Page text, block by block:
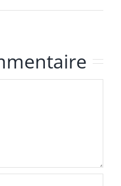
S